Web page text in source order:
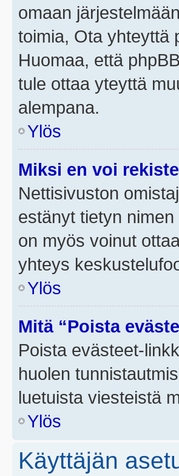
omaan
toimia, Ota yhteyttä
Huomaa, että
tule ottaa yteyttä
alempana.
Ylös
Miksi en voi
Nettisivuston
estänyt tietyn
on myös voinut
yhteys
Ylös
Mitä “Poista
Poista evästeet-
huolen
luetuista viesteistä
Ylös
Käyttäjän